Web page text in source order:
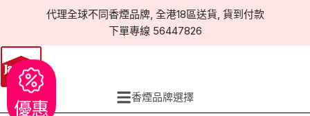
代理全球不同香煙品牌, 全港18區送貨, 貨到付款
下單專線 56447826
香煙品牌選擇
優惠